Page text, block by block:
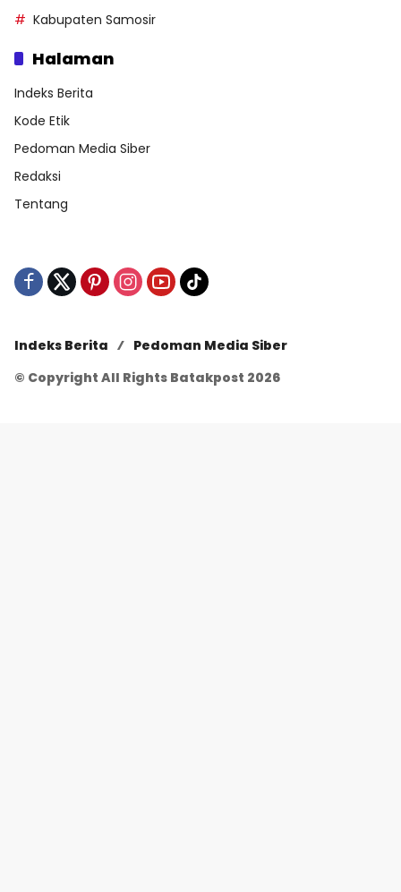
Kabupaten Samosir
Halaman
Indeks Berita
Kode Etik
Pedoman Media Siber
Redaksi
Tentang
Indeks Berita
Pedoman Media Siber
© Copyright All Rights Batakpost 2026